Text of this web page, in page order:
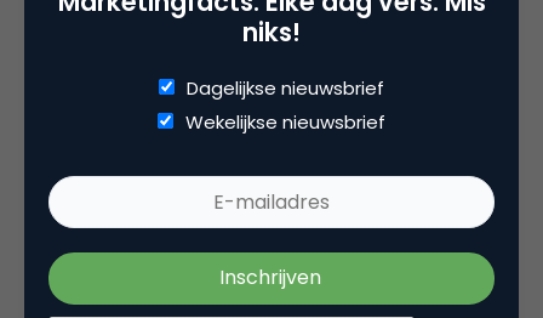
Tags
e-commerce
niks!
Dagelijkse nieuwsbrief
Wekelijkse nieuwsbrief